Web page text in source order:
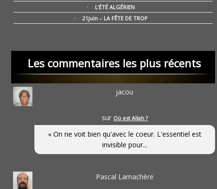
L’ÉTÉ ALGÉRIEN
21juin – LA FÊTE DE TROP
Les commentaires les plus récents
jacou
sur Où est Allah ?
« On ne voit bien qu'avec le coeur. L'essentiel est
invisible pour...
Pascal Lamachère